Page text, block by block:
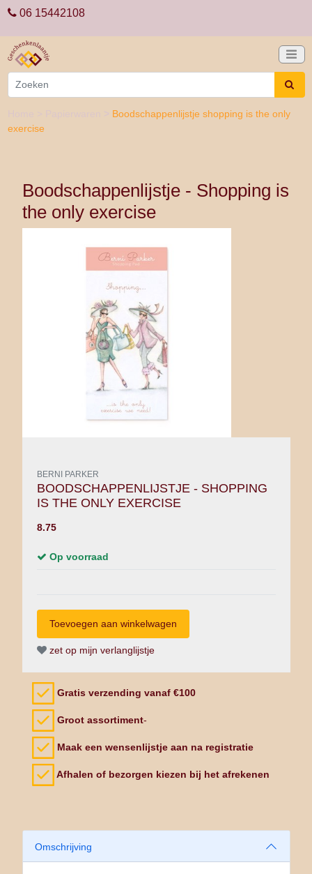
06 15442108
Boodschappenlijstje shopping is the only
exercise
Boodschappenlijstje - Shopping is
the only exercise
BERNI PARKER
BOODSCHAPPENLIJSTJE - SHOPPING
IS THE ONLY EXERCISE
8.75
Op voorraad
zet op mijn verlanglijstje
Gratis verzending vanaf €100
Groot assortiment-
Maak een wensenlijstje aan na registratie
Afhalen of bezorgen kiezen bij het afrekenen
Omschrijving